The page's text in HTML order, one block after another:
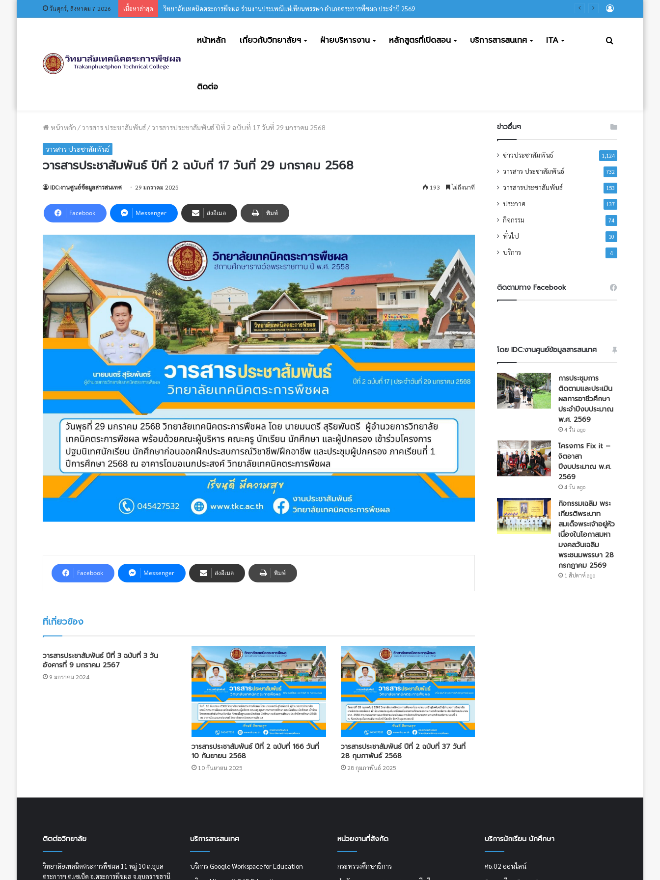
วันศุกร์, สิงหาคม 7 2026 เนื้อหาล่าสุด วิทยาลัยเทคนิคตระการพืชผล ร่วมงานประเพณีแห่เทียนพรรษา อำเภอตระการพืชผล ประจำปี 2569
ลงชื่อ
หน้าหลัก เกี่ยวกับวิทยาลัยฯ ฝ่ายบริหารงาน หลักสูตรที่เปิดสอน บริการสารสนเทศ ITA
ติดต่อ
หน้าหลัก /วารสาร ประชาสัมพันธ์/วารสารประชาสัมพันธ์ ปีที่ 2 ฉบับที่ 17 วันที่ 29 มกราคม 2568
วารสาร ประชาสัมพันธ์
วารสารประชาสัมพันธ์ ปีที่ 2 ฉบับที่ 17 วันที่ 29 มกราคม 2568
IDC:งานศูนย์ข้อมูลสารสนเทศ 29 มกราคม 2025 193 ไม่ถึงนาที
Facebook Messenger ส่งอีเมล พิมพ์
Facebook Messenger ส่งอีเมล พิมพ์
ที่เกี่ยวข้อง
วารสารประชาสัมพันธ์ ปีที่ 3 ฉบับที่ 3 วัน
อังคารที่ 9 มกราคม 2567
9 มกราคม 2024
วารสารประชาสัมพันธ์ ปีที่ 2 ฉบับที่ 166 วันที่
10 กันยายน 2568
10 กันยายน 2025
วารสารประชาสัมพันธ์ ปีที่ 2 ฉบับที่ 37 วันที่
28 กุมภาพันธ์ 2568
28 กุมภาพันธ์ 2025
ข่าวอื่นๆ
ข่าวประชาสัมพันธ์ 1,124
วารสาร ประชาสัมพันธ์ 732
วารสารประชาสัมพันธ์ 153
ประกาศ 137
กิจกรรม 74
ทั่วไป 10
บริการ 4
ติดตามทาง Facebook
โดย IDC:งานศูนย์ข้อมูลสารสนเทศ
การประชุมการ
ติดตามและประเมิน
ผลการอาชีวศึกษา
ประจำปีงบประมาณ
พ.ศ. 2569
4 วัน ago
โครงการ Fix it –
จิตอาสา
ปีงบประมาณ พ.ศ.
2569
4 วัน ago
กิจกรรมเฉลิม พระ
เกียรติพระบาท
สมเด็จพระเจ้าอยู่หัว
เนื่องในโอกาสมหา
มงคลวันเฉลิม
พระชนมพรรษา 28
กรกฎาคม 2569
1 สัปดาห์ ago
ติตต่อวิทยาลัย
วิทยาลัยเทคนิคตระการพืชผล 11 หมู่ 10 ถ.อุบล-
ตระการฯ ต.เซเป็ด อ.ตระการพืชผล จ.อุบลราชธานี
บริการสารสนเทศ
บริการ Google Workspace for Education
หน่วยงานที่สังกัด
กระทรวงศึกษาธิการ
บริการนักเรียน นักศึกษา
ศธ.02 ออนไลน์